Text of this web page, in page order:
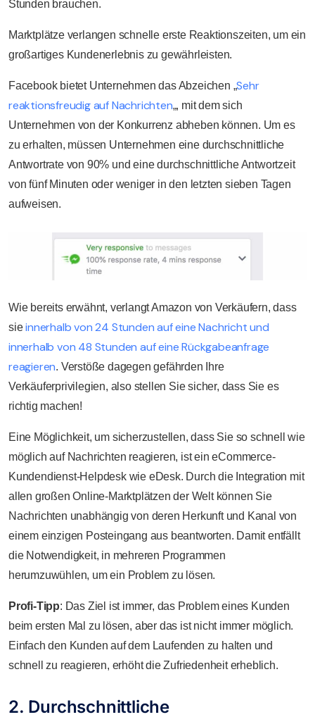
Stunden brauchen.
Marktplätze verlangen schnelle erste Reaktionszeiten, um ein
großartiges Kundenerlebnis zu gewährleisten.
Facebook bietet Unternehmen das Abzeichen „Sehr
reaktionsfreudig auf Nachrichten„, mit dem sich
Unternehmen von der Konkurrenz abheben können. Um es
zu erhalten, müssen Unternehmen eine durchschnittliche
Antwortrate von 90% und eine durchschnittliche Antwortzeit
von fünf Minuten oder weniger in den letzten sieben Tagen
aufweisen.
Wie bereits erwähnt, verlangt Amazon von Verkäufern, dass
sieinnerhalb von 24 Stunden auf eine Nachricht und
innerhalb von 48 Stunden auf eine Rückgabeanfrage
reagieren. Verstöße dagegen gefährden Ihre
Verkäuferprivilegien, also stellen Sie sicher, dass Sie es
richtig machen!
Eine Möglichkeit, um sicherzustellen, dass Sie so schnell wie
möglich auf Nachrichten reagieren, ist ein eCommerce-
Kundendienst-Helpdesk wie eDesk. Durch die Integration mit
allen großen Online-Marktplätzen der Welt können Sie
Nachrichten unabhängig von deren Herkunft und Kanal von
einem einzigen Posteingang aus beantworten. Damit entfällt
die Notwendigkeit, in mehreren Programmen
herumzuwühlen, um ein Problem zu lösen.
Profi-Tipp: Das Ziel ist immer, das Problem eines Kunden
beim ersten Mal zu lösen, aber das ist nicht immer möglich.
Einfach den Kunden auf dem Laufenden zu halten und
schnell zu reagieren, erhöht die Zufriedenheit erheblich.
2. Durchschnittliche